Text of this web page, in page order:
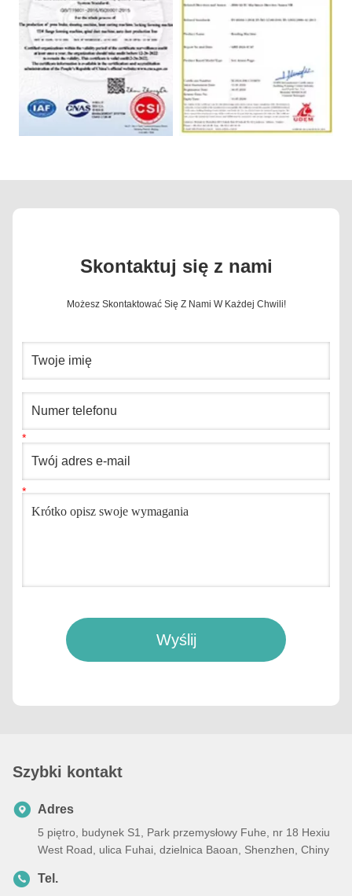
Skontaktuj się z nami
Możesz Skontaktować Się Z Nami W Każdej Chwili!
Wyślij
Szybki kontakt
Adres
5 piętro, budynek S1, Park przemysłowy Fuhe, nr 18 Hexiu
West Road, ulica Fuhai, dzielnica Baoan, Shenzhen, Chiny
Tel.